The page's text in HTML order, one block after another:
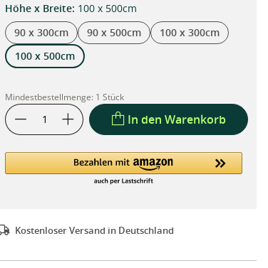
Höhe x Breiteauswählen
: 100 x 500cm
90 x 300cm
90 x 500cm
100 x 300cm
100 x 500cm
Mindestbestellmenge: 1 Stück
In den Warenkorb
Kostenloser Versand in Deutschland